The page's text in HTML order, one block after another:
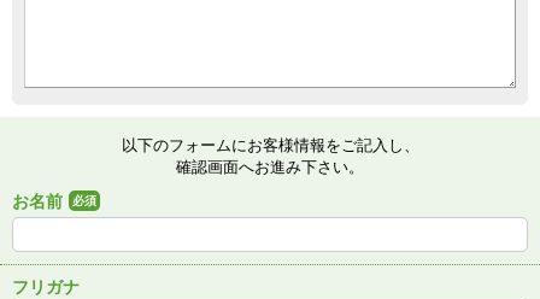
以下のフォームにお客様情報をご記入し、
確認画面へお進み下さい。
お名前 必須
フリガナ